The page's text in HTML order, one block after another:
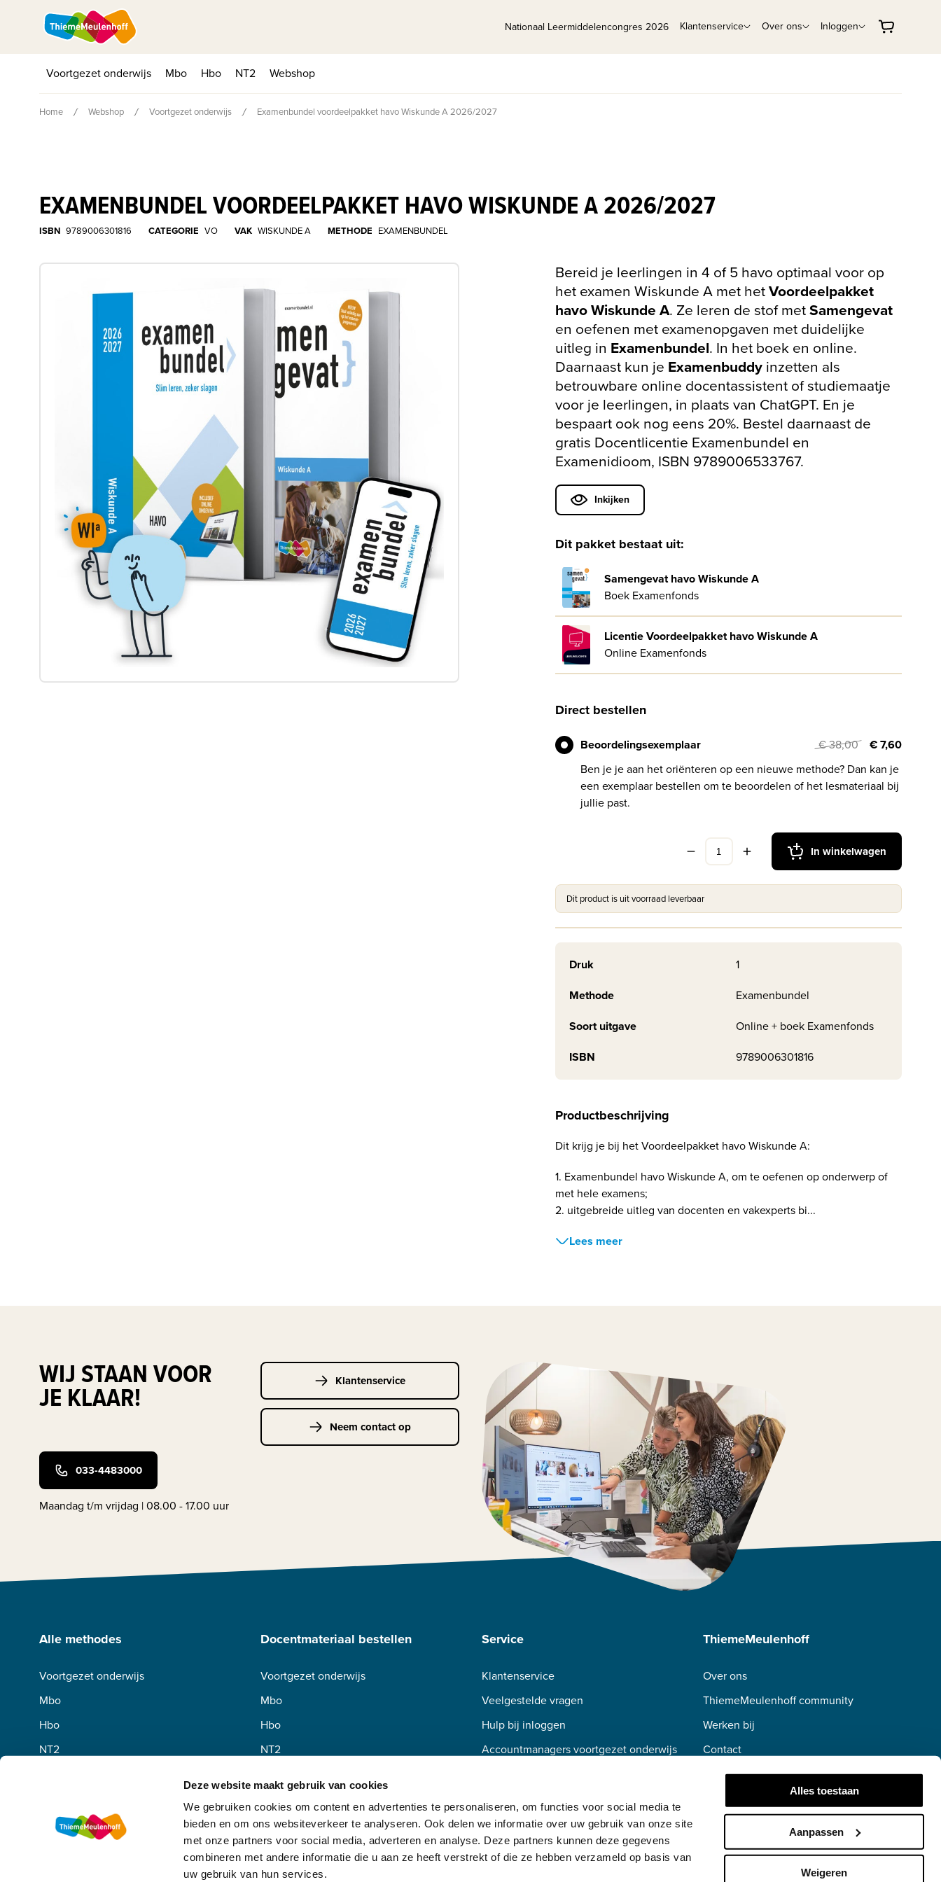
Deze website maakt gebruik van cookies
We gebruiken cookies om content en advertenties te personaliseren, om functies voor social media te
bieden en om ons websiteverkeer te analyseren. Ook delen we informatie over uw gebruik van onze site
met onze partners voor social media, adverteren en analyse. Deze partners kunnen deze gegevens
combineren met andere informatie die u aan ze heeft verstrekt of die ze hebben verzameld op basis van
uw gebruik van hun services.
Alles toestaan
Aanpassen
Weigeren
Nationaal Leermiddelencongres 2026 Klantenservice Over ons Inloggen
Voortgezet onderwijs Mbo Hbo NT2 Webshop
Home Webshop Voortgezet onderwijs Examenbundel voordeelpakket havo Wiskunde A 2026/2027
EXAMENBUNDEL VOORDEELPAKKET HAVO WISKUNDE A 2026/2027
ISBN 9789006301816 CATEGORIE VO VAK WISKUNDE A METHODE EXAMENBUNDEL
Bereid je leerlingen in 4 of 5 havo optimaal voor op
het examen Wiskunde A met hetVoordeelpakket
havo Wiskunde A. Ze leren de stof metSamengevat
en oefenen met examenopgaven met duidelijke
uitleg in Examenbundel. In het boek en online.
Daarnaast kun je Examenbuddyinzetten als
betrouwbare online docentassistent of studiemaatje
voor je leerlingen, in plaats van ChatGPT. En je
bespaart ook nog eens 20%. Bestel daarnaast de
gratis Docentlicentie Examenbundel en
Examenidioom, ISBN 9789006533767.
Inkijken
Dit pakket bestaat uit:
Samengevat havo Wiskunde A
Boek Examenfonds
Licentie Voordeelpakket havo Wiskunde A
Online Examenfonds
Direct bestellen
Beoordelingsexemplaar € 38,00
€ 7,60
Ben je je aan het oriënteren op een nieuwe methode? Dan kan je
een exemplaar bestellen om te beoordelen of het lesmateriaal bij
jullie past.
In winkelwagen
Dit product is uit voorraad leverbaar
Druk
1
Methode
Examenbundel
Soort uitgave
Online + boek Examenfonds
ISBN
9789006301816
Productbeschrijving
Dit krijg je bij het Voordeelpakket havo Wiskunde A:
1. Examenbundel havo Wiskunde A, om te oefenen op onderwerp of
met hele examens;
2. uitgebreide uitleg van docenten en vakexperts bi...
Lees meer
WIJ STAAN VOOR
JE KLAAR!
033-4483000
Maandag t/m vrijdag | 08.00 - 17.00 uur
Klantenservice
Neem contact op
Alle methodes
Voortgezet onderwijs
Mbo
Hbo
NT2
Docentmateriaal bestellen
Voortgezet onderwijs
Mbo
Hbo
NT2
Service
Klantenservice
Veelgestelde vragen
Hulp bij inloggen
Accountmanagers voortgezet onderwijs
ThiemeMeulenhoff
Over ons
ThiemeMeulenhoff community
Werken bij
Contact